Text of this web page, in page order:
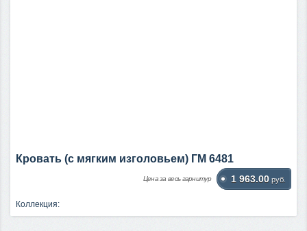
Кровать (с мягким изголовьем) ГМ 6481
Цена за весь гарнитур 1 963.00 руб.
Коллекция: